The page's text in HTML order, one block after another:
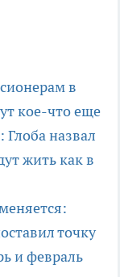
в
кое-что еще
Глоба назвал
жить как в
точку
и февраль